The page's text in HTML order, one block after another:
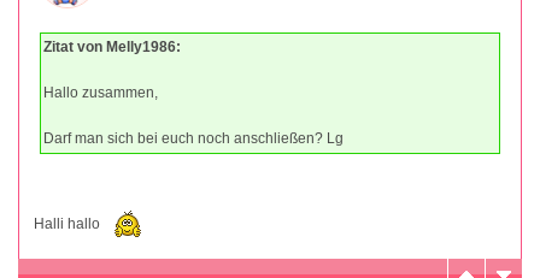
Zitat von Melly1986:
Hallo zusammen,
Darf man sich bei euch noch anschließen? Lg
Halli hallo